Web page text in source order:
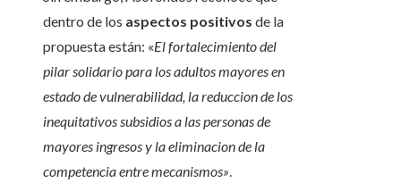
dentro de los aspectos positivos de la
propuesta están: «El fortalecimiento del
pilar solidario para los adultos mayores en
estado de vulnerabilidad, la reduccion de los
inequitativos subsidios a las personas de
mayores ingresos y la eliminacion de la
competencia entre mecanismos».